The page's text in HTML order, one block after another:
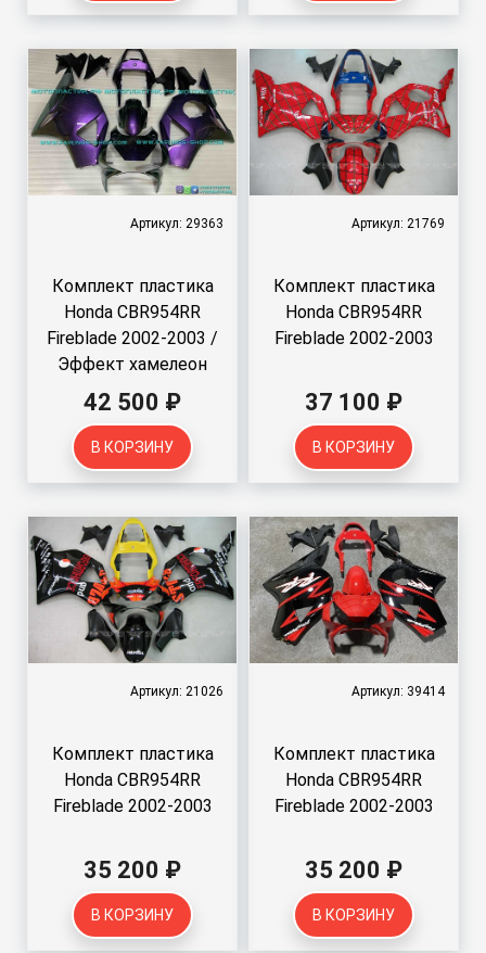
Артикул: 29363
Комплект пластика
Honda CBR954RR
Fireblade 2002-2003 /
Эффект хамелеон
42 500 ₽
В КОРЗИНУ
Артикул: 21769
Комплект пластика
Honda CBR954RR
Fireblade 2002-2003
37 100 ₽
В КОРЗИНУ
Артикул: 21026
Комплект пластика
Honda CBR954RR
Fireblade 2002-2003
35 200 ₽
В КОРЗИНУ
Артикул: 39414
Комплект пластика
Honda CBR954RR
Fireblade 2002-2003
35 200 ₽
В КОРЗИНУ